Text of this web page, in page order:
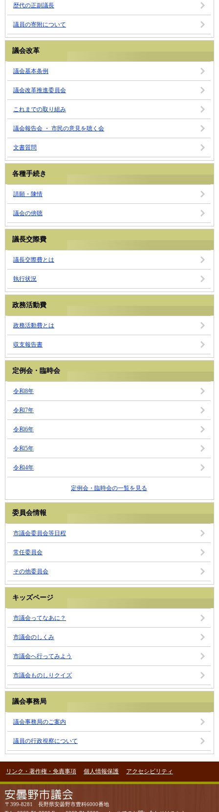
歴代の正副議長
議員の寄附について
議会改革
議会基本条例
議会改革推進委員会
これまでの取り組み
議会報告会 ・ 市民の意見を聴く会
文書質問
各種手続き
請願・陳情
議会の傍聴
議長交際費
議長交際費とは
執行状況
政務活動費
政務活動費とは
収支報告書
定例会・臨時会
令和8年
令和7年
令和6年
令和5年
令和4年
定例会・臨時会の一覧を見る
委員会情報
市議会委員会等日程
常任委員会
その他委員会
キッズページ
市議会ってなあに？
市議会のしくみ
市議会へ行ってみよう
市議会ものしりクイズ
議会事務局
議会事務局のご案内
議員の行政視察について
リンク・著作権・免責事項 個人情報保護 アクセシビリティ
〒399-8281 長野県安曇野市豊科6000番地